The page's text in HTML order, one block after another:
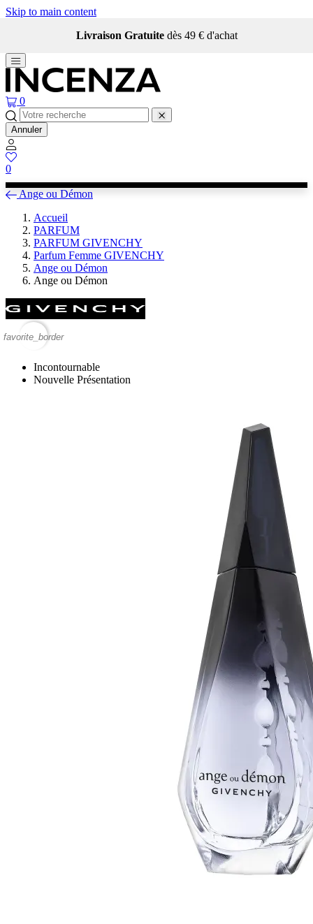
Skip to main content
Livraison Gratuite dès 49 € d'achat
0
Annuler
0
Ange ou Démon
Accueil
PARFUM
PARFUM GIVENCHY
Parfum Femme GIVENCHY
Ange ou Démon
Ange ou Démon
favorite_border
Incontournable
Nouvelle Présentation